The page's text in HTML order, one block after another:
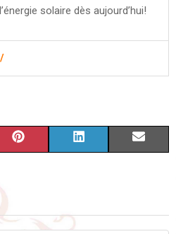
solaire dès aujourd’hui!
R
T R
K R
I